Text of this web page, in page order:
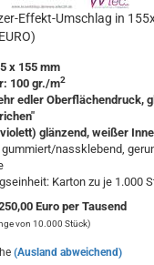
Effekt-Umschlag in
x 155 mm
100 gr./m2
edler Oberflächendruck,
glänzend, weißer
nassklebend,
Karton zu je 1.000
Euro per Tausend
von 10.000 Stück)
(Ausland abweichend)